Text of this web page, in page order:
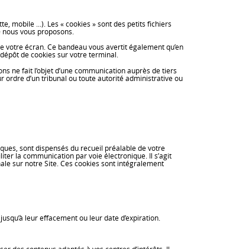
mobile ...). Les « cookies » sont des petits fichiers
vous proposons.
écran. Ce bandeau vous avertit également qu’en
de cookies sur votre terminal.
ne fait l’objet d’une communication auprès de tiers
ordre d’un tribunal ou toute autorité administrative ou
sont dispensés du recueil préalable de votre
la communication par voie électronique. Il s’agit
sur notre Site. Ces cookies sont intégralement
leur effacement ou leur date d’expiration.